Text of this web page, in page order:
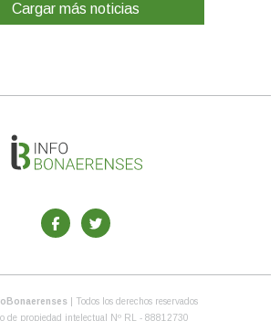
Cargar más noticias
| Todos los derechos reservados
de propiedad intelectual Nº RL - 88812730